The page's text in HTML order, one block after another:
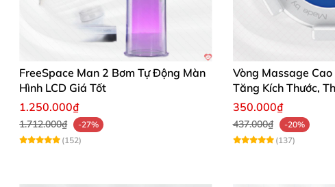
FreeSpace Man 2 Bơm Tự Động Màn
Hình LCD Giá Tốt
1.250.000₫
1.712.000₫
-27%
(152)
Vòng Massage Cao
Tăng Kích Thước,
Khoái
350.000₫
437.000₫
-20%
(137)